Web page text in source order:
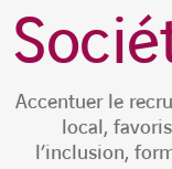
Accentuer le
local,
l’inclusion,